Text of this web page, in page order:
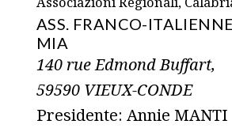
ASS. FRANCO-
MIA
140 rue Edmond Buffart,
59590 VIEUX-CONDE
Presidente: Annie MANTI